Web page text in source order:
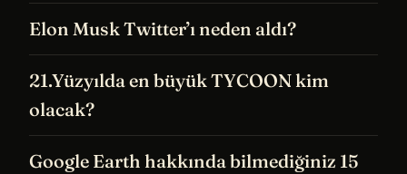
Elon Musk Twitter’ı neden aldı?
21.Yüzyılda en büyük TYCOON kim
olacak?
Google Earth hakkında bilmediğiniz 15